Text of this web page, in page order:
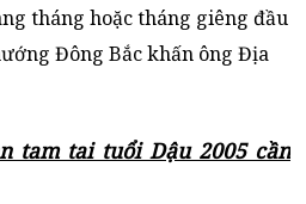
tháng hoặc tháng giêng đầu
Đông Bắc khấn ông Địa
tam tai tuổi Dậu 2005 cần